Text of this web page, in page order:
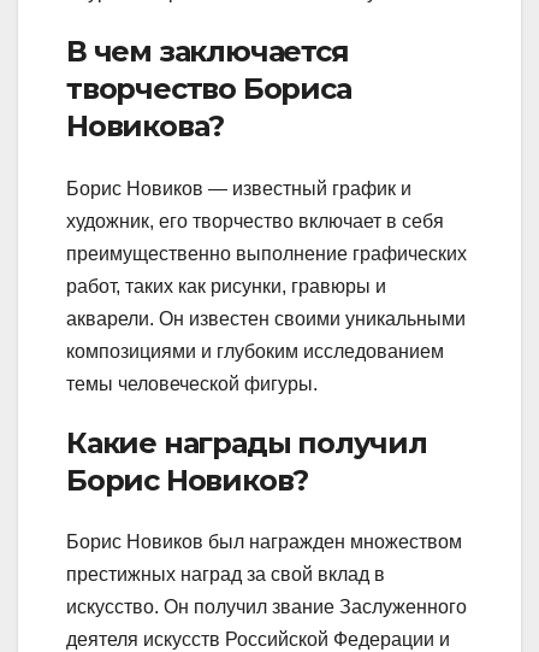
В чем заключается
творчество Бориса
Новикова?
Борис Новиков — известный график и
художник, его творчество включает в себя
преимущественно выполнение графических
работ, таких как рисунки, гравюры и
акварели. Он известен своими уникальными
композициями и глубоким исследованием
темы человеческой фигуры.
Какие награды получил
Борис Новиков?
Борис Новиков был награжден множеством
престижных наград за свой вклад в
искусство. Он получил звание Заслуженного
деятеля искусств Российской Федерации и